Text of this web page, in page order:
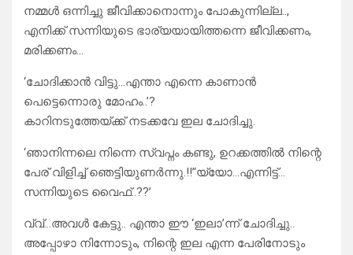
നമ്മൾ ഒന്നിച്ചു ജീവിക്കാനൊന്നും പോകുന്നില്ല..,
എനിക്ക് സന്നിയുടെ ഭാര്യയായിത്തന്നെ ജീവിക്കണം,
മരിക്കണം…
‘ചോദിക്കാൻ വിട്ടു…എന്താ എന്നെ കാണാൻ
പെട്ടെന്നൊരു മോഹം..’?
കാറിനടുത്തേയ്ക്ക് നടക്കവേ ഇല ചോദിച്ചു.
‘ഞാനിന്നലെ നിന്നെ സ്വപ്നം കണ്ടു, ഉറക്കത്തിൽ നിന്റെ
പേര് വിളിച്ച് ഞെട്ടിയുണർന്നു.!!’‘യ്യോ…എന്നിട്ട്…
സന്നിയുടെ വൈഫ്..??’
വ്വ്…അവൾ കേട്ടു.. എന്താ ഈ ‘ഇലാ’ന്ന് ചോദിച്ചു..
അപ്പോഴാ നിന്നോടും, നിന്റെ ഇല എന്ന പേരിനോടും